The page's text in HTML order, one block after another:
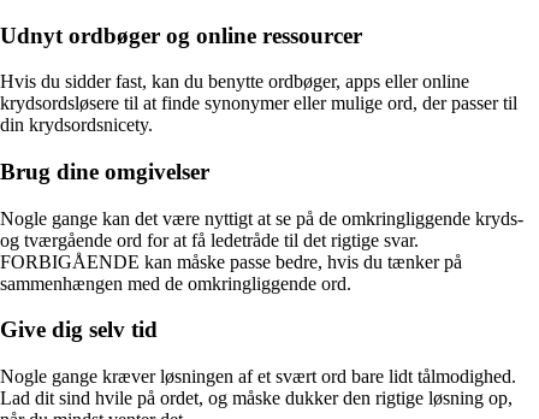
Udnyt ordbøger og online ressourcer
Hvis du sidder fast, kan du benytte ordbøger, apps eller online
krydsordsløsere til at finde synonymer eller mulige ord, der passer til
din krydsordsnicety.
Brug dine omgivelser
Nogle gange kan det være nyttigt at se på de omkringliggende kryds-
og tværgående ord for at få ledetråde til det rigtige svar.
FORBIGÅENDE kan måske passe bedre, hvis du tænker på
sammenhængen med de omkringliggende ord.
Give dig selv tid
Nogle gange kræver løsningen af et svært ord bare lidt tålmodighed.
Lad dit sind hvile på ordet, og måske dukker den rigtige løsning op,